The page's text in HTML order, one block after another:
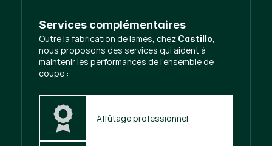
Services complémentaires
Outre la fabrication de lames, chez Castillo,
nous proposons des services qui aident à
maintenir les performances de l'ensemble de
coupe :
Affûtage professionnel